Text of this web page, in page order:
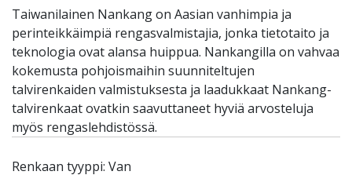
Taiwanilainen Nankang on Aasian vanhimpia ja
perinteikkäimpiä rengasvalmistajia, jonka tietotaito ja
teknologia ovat alansa huippua. Nankangilla on vahvaa
kokemusta pohjoismaihin suunniteltujen
talvirenkaiden valmistuksesta ja laadukkaat Nankang-
talvirenkaat ovatkin saavuttaneet hyviä arvosteluja
myös rengaslehdistössä.
Renkaan tyyppi: Van